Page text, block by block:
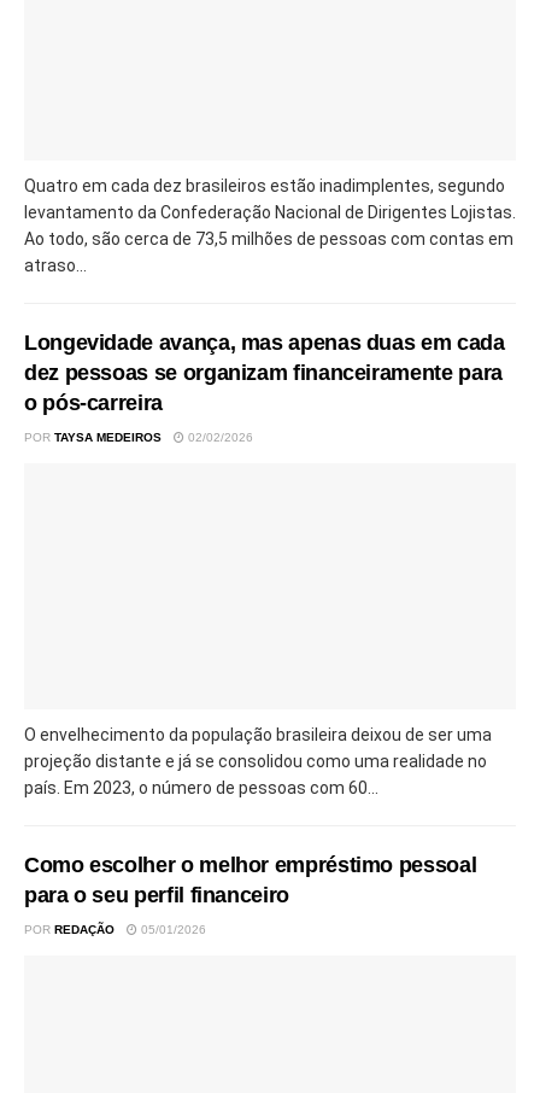
Quatro em cada dez brasileiros estão inadimplentes, segundo
levantamento da Confederação Nacional de Dirigentes Lojistas.
Ao todo, são cerca de 73,5 milhões de pessoas com contas em
atraso...
Longevidade avança, mas apenas duas em cada
dez pessoas se organizam financeiramente para
o pós-carreira
POR TAYSA MEDEIROS 02/02/2026
O envelhecimento da população brasileira deixou de ser uma
projeção distante e já se consolidou como uma realidade no
país. Em 2023, o número de pessoas com 60...
Como escolher o melhor empréstimo pessoal
para o seu perfil financeiro
POR REDAÇÃO 05/01/2026